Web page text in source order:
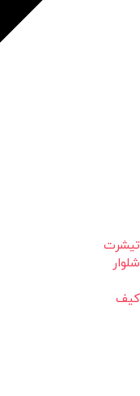
تیشرت
شلوار
کیف